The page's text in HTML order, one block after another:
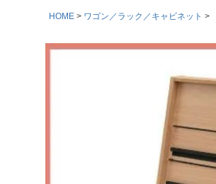
HOME ワゴン／ラック／キャビネット